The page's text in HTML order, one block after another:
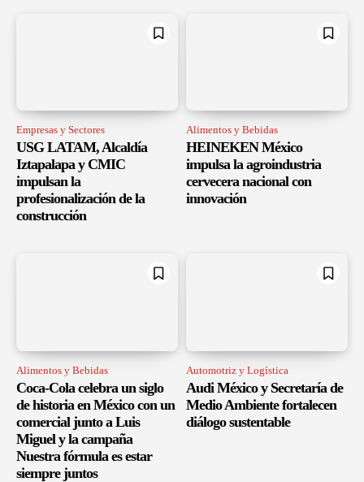
Empresas y Sectores
USG LATAM, Alcaldía
Iztapalapa y CMIC
impulsan la
profesionalización de la
construcción
Alimentos y Bebidas
HEINEKEN México
impulsa la agroindustria
cervecera nacional con
innovación
Alimentos y Bebidas
Coca-Cola celebra un siglo
de historia en México con un
comercial junto a Luis
Miguel y la campaña
Nuestra fórmula es estar
siempre juntos
Automotriz y Logística
Audi México y Secretaría de
Medio Ambiente fortalecen
diálogo sustentable